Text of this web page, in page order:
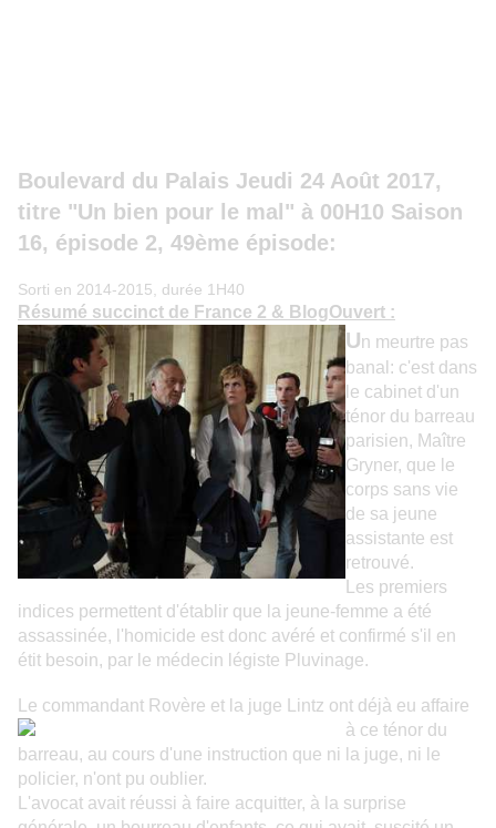
Boulevard du Palais Jeudi 24 Août 2017,
titre "Un bien pour le mal" à 00H10 Saison
16, épisode 2, 49ème épisode:
Sorti en 2014-2015, durée 1H40
Résumé succinct de France 2 & BlogOuvert :
Un meurtre pas
banal: c'est dans
le cabinet d'un
ténor du barreau
parisien, Maître
Gryner, que le
corps sans vie
de sa jeune
assistante est
retrouvé.
Les premiers
indices permettent d'établir que la jeune-femme a été
assassinée, l'homicide est donc avéré et confirmé s'il en
étit besoin, par le médecin légiste Pluvinage.
Le commandant Rovère et la juge Lintz ont déjà eu affaire
à ce ténor du
barreau, au cours d'une instruction que ni la juge, ni le
policier, n'ont pu oublier.
L'avocat avait réussi à faire acquitter, à la surprise